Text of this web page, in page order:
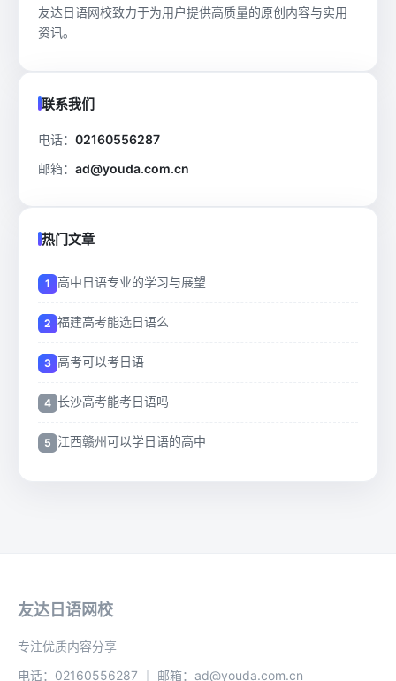
友达日语网校致力于为用户提供高质量的原创内容与实用
资讯。
联系我们
电话： 02160556287
邮箱： ad@youda.com.cn
热门文章
高中日语专业的学习与展望
福建高考能选日语么
高考可以考日语
长沙高考能考日语吗
江西赣州可以学日语的高中
友达日语网校
专注优质内容分享
电话：02160556287 ｜ 邮箱：ad@youda.com.cn